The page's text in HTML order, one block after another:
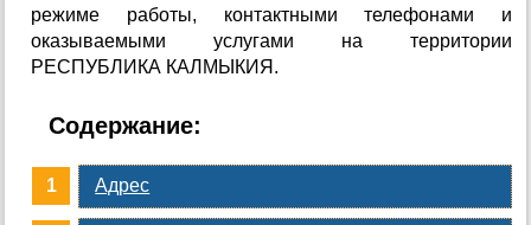
режиме работы, контактными телефонами и
оказываемыми услугами на территории
РЕСПУБЛИКА КАЛМЫКИЯ.
Содержание:
Адрес